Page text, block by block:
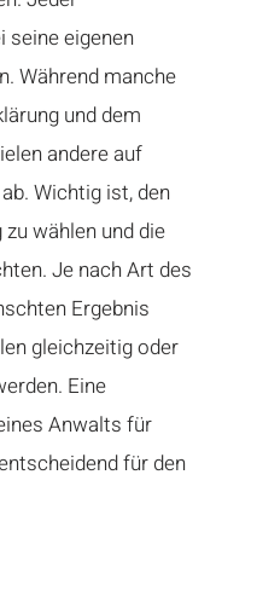
seine eigenen
Während manche
und dem
andere auf
Wichtig ist, den
wählen und die
Je nach Art des
Ergebnis
gleichzeitig oder
Eine
Anwalts für
für den